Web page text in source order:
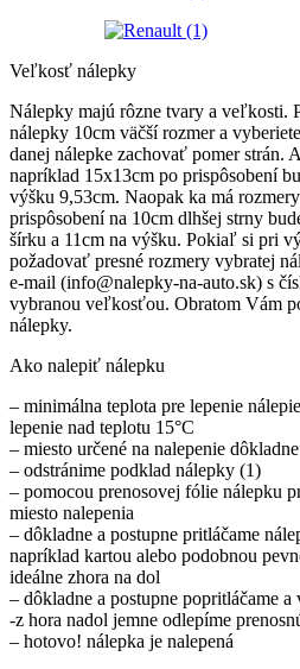
Veľkosť nálepky
Nálepky majú rôzne tvary a
nálepky 10cm väčší rozmer a
danej nálepke zachovať pomer strán.
napríklad 15x13cm po prispôsobení
výšku 9,53cm. Naopak ka má
prispôsobení na 10cm dlhšej strny
šírku a 11cm na výšku. Pokiaľ si pri
požadovať presné rozmery vybratej
e-mail (info@nalepky-na-auto.sk) s
vybranou veľkosťou. Obratom Vám
nálepky.
Ako nalepiť nálepku
– minimálna teplota pre lepenie
lepenie nad teplotu 15°C
– miesto určené na nalepenie
– odstránime podklad nálepky (1)
– pomocou prenosovej fólie nálepku
miesto nalepenia
– dôkladne a postupne pritláčame
napríklad kartou alebo podobnou
ideálne zhora na dol
– dôkladne a postupne popritláčame a
-z hora nadol jemne odlepíme
– hotovo! nálepka je nalepená